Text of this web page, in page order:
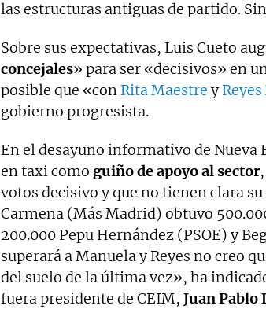
las estructuras antiguas de partido.
Sobre sus expectativas, Luis Cueto
concejales» para ser «decisivos» en
posible que «con Rita Maestre y
gobierno progresista.
En el desayuno informativo de Nueva
en taxi como guiño de apoyo al sector
votos decisivo y que no tienen clara
Carmena (Más Madrid) obtuvo
200.000 Pepu Hernández (PSOE) y
superará a Manuela y Reyes no creo
del suelo de la última vez», ha
fuera presidente de CEIM, Juan Pablo